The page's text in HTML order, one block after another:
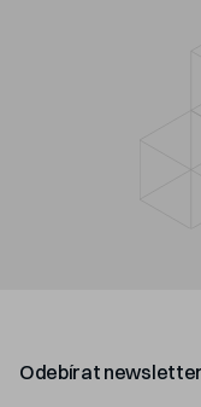
Odebírat newsletter